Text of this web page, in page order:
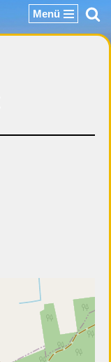
Menü